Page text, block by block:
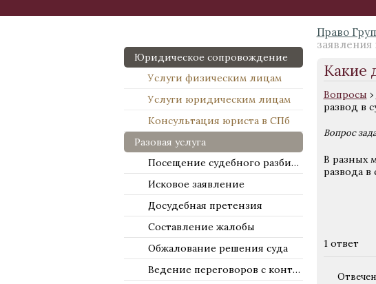
Юридическое сопровождение
Услуги физическим лицам
Услуги юридическим лицам
Консультация юриста в СПб
Разовая услуга
Посещение судебного разбирательства
Исковое заявление
Досудебная претензия
Составление жалобы
Обжалование решения суда
Ведение переговоров с контрагентами
Право
заявления
Какие
Вопросы ›
развод в
Вопрос
В разных
развода в
1 ответ